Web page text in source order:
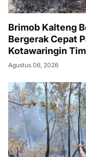
Brimob Kalteng
Bergerak Cepat
Kotawaringin
Agustus 06, 2026